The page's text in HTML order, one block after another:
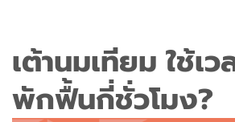
เต้านมเทียม ใช้เว
พักฟื้นกี่ชั่วโมง?